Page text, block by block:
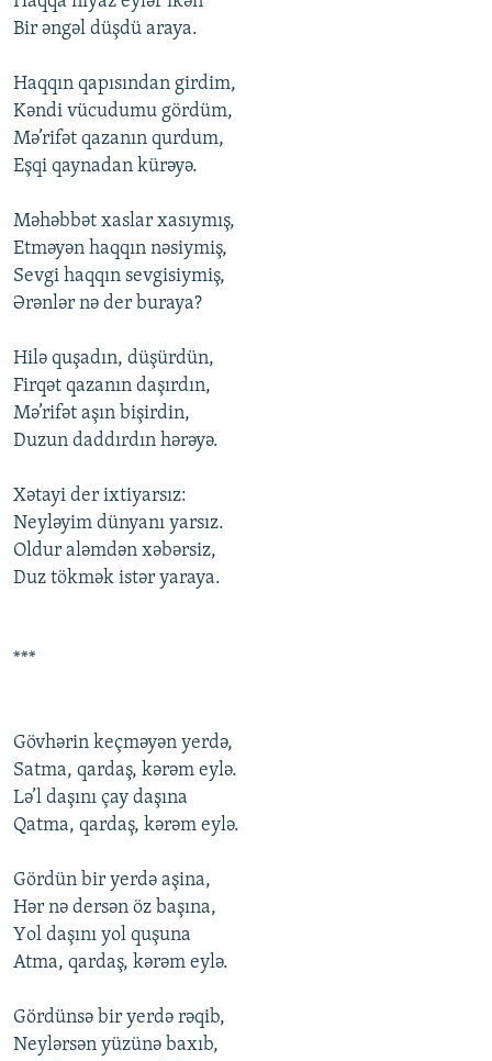
Bir əngəl düşdü araya.
Haqqın qapısından girdim,
Kəndi vücudumu gördüm,
Mə’rifət qazanın qurdum,
Eşqi qaynadan kürəyə.
Məhəbbət xaslar xasıymış,
Etməyən haqqın nəsiymiş,
Sevgi haqqın sevgisiymiş,
Ərənlər nə der buraya?
Hilə quşadın, düşürdün,
Firqət qazanın daşırdın,
Mə’rifət aşın bişirdin,
Duzun daddırdın hərəyə.
Xətayi der ixtiyarsız:
Neyləyim dünyanı yarsız.
Оldur aləmdən xəbərsiz,
Duz tökmək istər yaraya.
***
Gövhərin keçməyən yerdə,
Satma, qardaş, kərəm eylə.
Lə’l daşını çay daşına
Qatma, qardaş, kərəm eylə.
Gördün bir yerdə aşina,
Hər nə dersən öz başına,
Yоl daşını yоl quşuna
Atma, qardaş, kərəm eylə.
Gördünsə bir yerdə rəqib,
Neylərsən yüzünə baxıb,